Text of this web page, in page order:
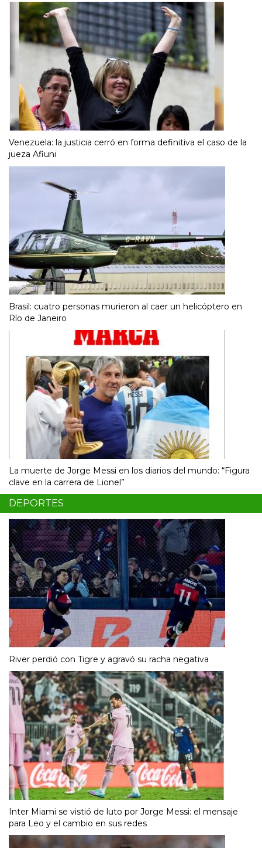
Venezuela: la justicia cerró en forma definitiva el caso de la
jueza Afiuni
Brasil: cuatro personas murieron al caer un helicóptero en
Río de Janeiro
La muerte de Jorge Messi en los diarios del mundo: “Figura
clave en la carrera de Lionel”
DEPORTES
River perdió con Tigre y agravó su racha negativa
Inter Miami se vistió de luto por Jorge Messi: el mensaje
para Leo y el cambio en sus redes